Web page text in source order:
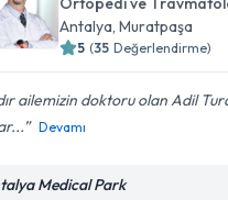
Antalya , Muratpaşa
5 (35 Değerlendirme)
ailemizin doktoru olan Adil
Devamı
Medical Park